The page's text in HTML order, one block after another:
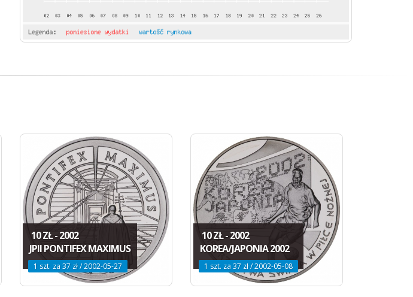
10 ZŁ - 2002
JPII PONTIFEX MAXIMUS
1 szt. za 37 zł / 2002-05-27
10 ZŁ - 2002
KOREA/JAPONIA 2002
1 szt. za 37 zł / 2002-05-08